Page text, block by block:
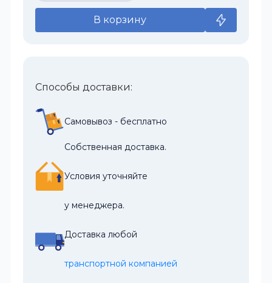
В корзину
Способы доставки:
Самовывоз - бесплатно
Собственная доставка.
Условия уточняйте
у менеджера.
Доставка любой
транспортной компанией